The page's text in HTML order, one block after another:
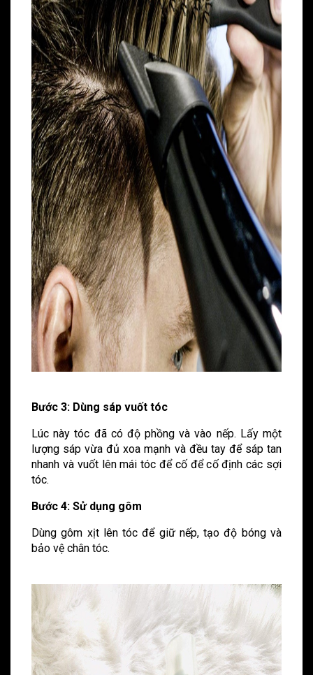
Bước 3: Dùng sáp vuốt tóc
Lúc này tóc đã có độ phồng và vào nếp. Lấy một
lượng sáp vừa đủ xoa mạnh và đều tay để sáp tan
nhanh và vuốt lên mái tóc để cố để cố định các sợi
tóc.
Bước 4: Sử dụng gôm
Dùng gôm xịt lên tóc để giữ nếp, tạo độ bóng và
bảo vệ chân tóc.